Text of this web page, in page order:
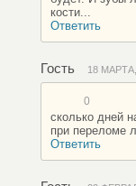
кости...
Ответить
Гость 18
0
сколько дней
при переломе
Ответить